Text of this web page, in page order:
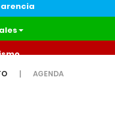
AGENDA